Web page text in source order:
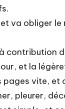
va obliger
à contribution
et la
vite, et
pleurer,